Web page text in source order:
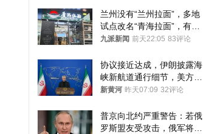
兰州没有“兰州拉面”，多地
试点改名“青海拉面”，有商
家改名已两年
九派新闻 前天22:05 83评论
协议接近达成，伊朗披露海
峡新航道通行细节，美方再
提“倒计时”
新黄河 昨天07:09 32评论
普京向北约严重警告：若俄
罗斯盟友受攻击，俄军将动